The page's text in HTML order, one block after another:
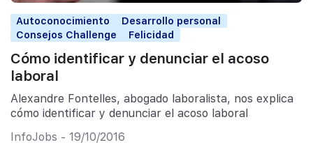
Autoconocimiento
Desarrollo personal
Consejos Challenge
Felicidad
Cómo identificar y denunciar el acoso
laboral
Alexandre Fontelles, abogado laboralista, nos explica
cómo identificar y denunciar el acoso laboral
InfoJobs - 19/10/2016